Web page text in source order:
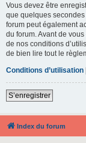
Vous devez être
que quelques secondes
forum peut également
du forum. Avant de
de nos conditions
de bien lire tout le
Conditions d’utilisation
S’enregistrer
Index du forum